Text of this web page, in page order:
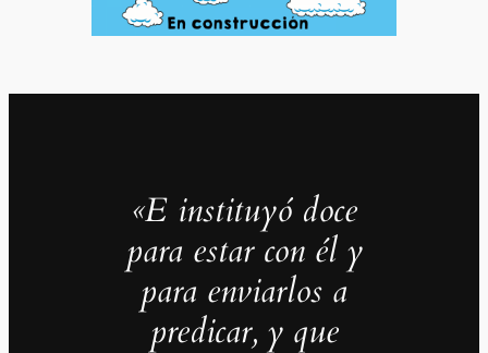
«E instituyó doce
para estar con él y
para enviarlos a
predicar, y que